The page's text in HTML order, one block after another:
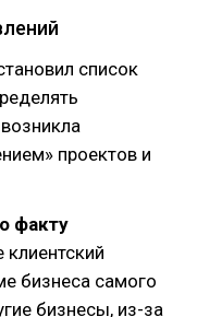
список
проектов и
факту
клиентский
бизнеса самого
бизнесы, из-за